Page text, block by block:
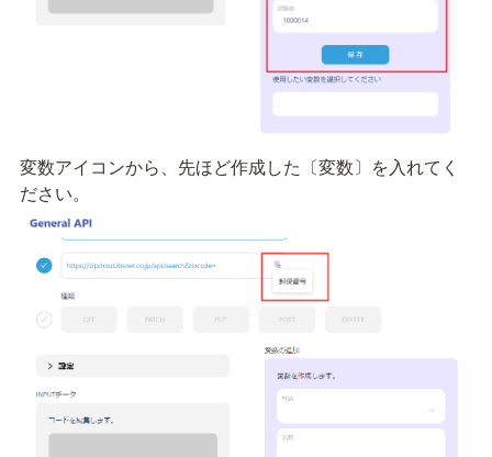
変数アイコンから、先ほど作成した〔変数〕を入れてく
ださい。